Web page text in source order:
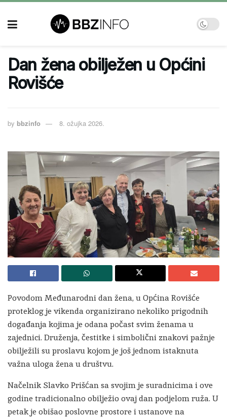
Dan žena obilježen u Općini
Rovišće
by bbzinfo 8. ožujka 2026.
Povodom Međunarodni dan žena, u Općina Rovišće
proteklog je vikenda organizirano nekoliko prigodnih
događanja kojima je odana počast svim ženama u
zajednici. Druženja, čestitke i simbolični znakovi pažnje
obilježili su proslavu kojom je još jednom istaknuta
važna uloga žena u društvu.
Načelnik Slavko Prišćan sa svojim je suradnicima i ove
godine tradicionalno obilježio ovaj dan podjelom ruža. U
petak je obišao poslovne prostore i ustanove na